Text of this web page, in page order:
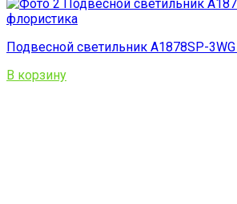
Подвесной светильник A1878SP-
В корзину